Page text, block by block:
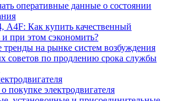
оперативные данные о состоянии
Как купить качественный
и при этом сэкономить?
на рынке систем возбуждения
советов по продлению срока службы
покупке электродвигателя